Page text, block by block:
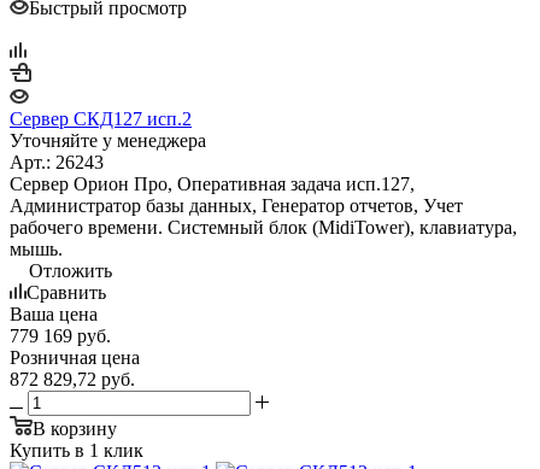
Быстрый просмотр
Сервер СКД127 исп.2
Уточняйте у менеджера
Арт.: 26243
Сервер Орион Про, Оперативная задача исп.127,
Администратор базы данных, Генератор отчетов, Учет
рабочего времени. Системный блок (MidiTower), клавиатура,
мышь.
Отложить
Сравнить
Ваша цена
779 169 руб.
Розничная цена
872 829,72 руб.
В корзину
Купить в 1 клик